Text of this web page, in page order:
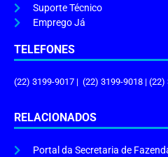
Suporte Técnico
Emprego Já
TELEFONES
(22) 3199-9017 | (22) 3199-9018 | (22)
RELACIONADOS
Portal da Secretaria de